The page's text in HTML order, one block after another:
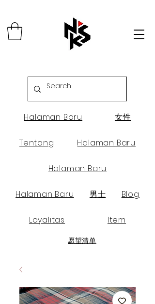
Halaman Baru 女性
Tentang Halaman Baru
Halaman Baru
Halaman Baru 男士 Blog
Loyalitas Item
愿望清单